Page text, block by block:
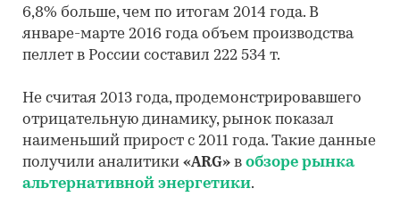
6,8% больше, чем по итогам 2014 года. В
январе-марте 2016 года объем производства
пеллет в России составил 222 534 т.
Не считая 2013 года, продемонстрировавшего
отрицательную динамику, рынок показал
наименьший прирост с 2011 года. Такие данные
получили аналитики «ARG» в обзоре рынка
альтернативной энергетики.